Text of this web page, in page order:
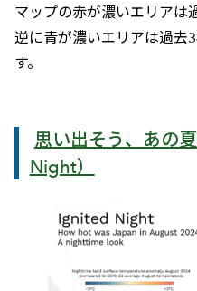
マップの赤が濃いエリアは
逆に青が濃いエリアは過去
す。
思い出そう、あの
Night）